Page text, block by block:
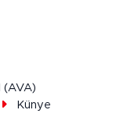
(AVA)
Künye